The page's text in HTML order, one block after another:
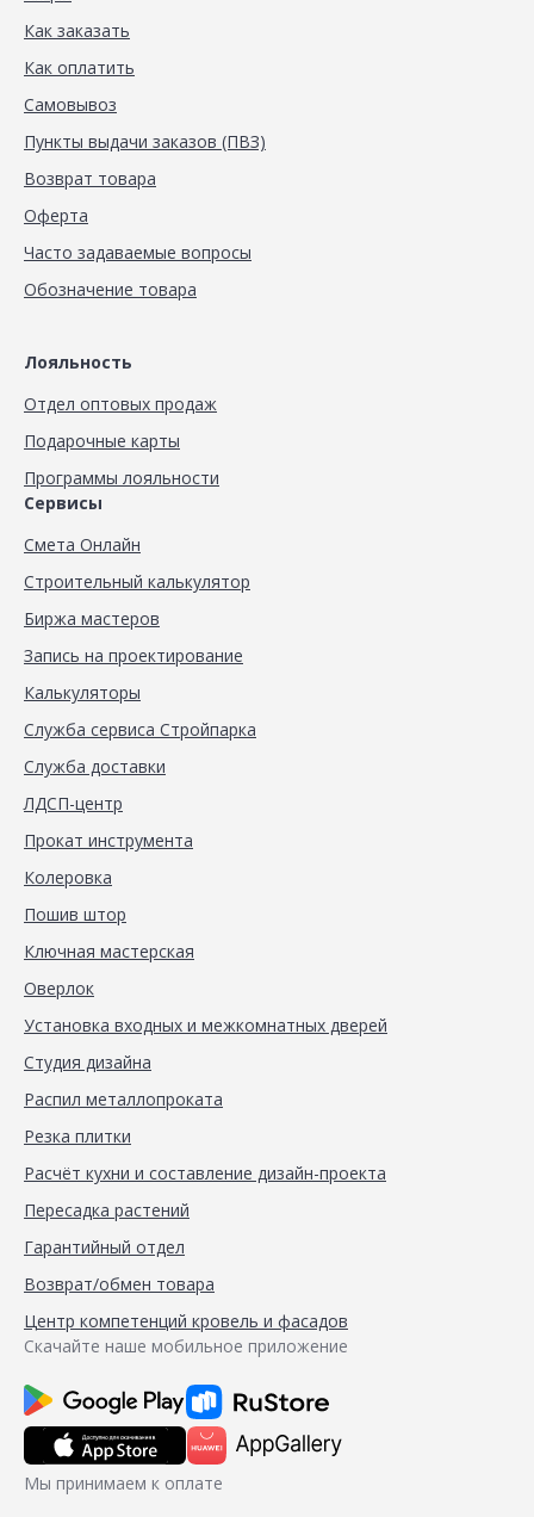
Как заказать
Как оплатить
Самовывоз
Пункты выдачи заказов (ПВЗ)
Возврат товара
Оферта
Часто задаваемые вопросы
Обозначение товара
Лояльность
Отдел оптовых продаж
Подарочные карты
Программы лояльности
Сервисы
Смета Онлайн
Строительный калькулятор
Биржа мастеров
Запись на проектирование
Калькуляторы
Служба сервиса Стройпарка
Служба доставки
ЛДСП-центр
Прокат инструмента
Колеровка
Пошив штор
Ключная мастерская
Оверлок
Установка входных и межкомнатных дверей
Студия дизайна
Распил металлопроката
Резка плитки
Расчёт кухни и составление дизайн-проекта
Пересадка растений
Гарантийный отдел
Возврат/обмен товара
Центр компетенций кровель и фасадов
Скачайте наше мобильное приложение
Мы принимаем к оплате